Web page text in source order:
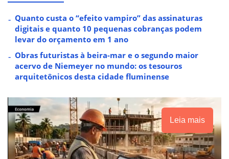
Quanto custa o “efeito vampiro” das assinaturas
digitais e quanto 10 pequenas cobranças podem
levar do orçamento em 1 ano
Obras futuristas à beira-mar e o segundo maior
acervo de Niemeyer no mundo: os tesouros
arquitetônicos desta cidade fluminense
Leia mais